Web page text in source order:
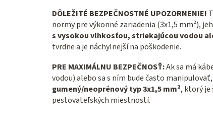
DÔLEŽITÉ BEZPEČNOSTNÉ UPOZORNENIE!
normy pre výkonné zariadenia (3x1,5 mm²),
s vysokou vlhkosťou, striekajúcou vodou
tvrdne a je náchylnejší na poškodenie.
PRE MAXIMÁLNU BEZPEČNOSŤ:Ak sa má
vodou) alebo sa s ním bude často manipulovať,
gumený/neoprénový typ 3x1,5 mm², ktorý je
pestovateľských miestností.